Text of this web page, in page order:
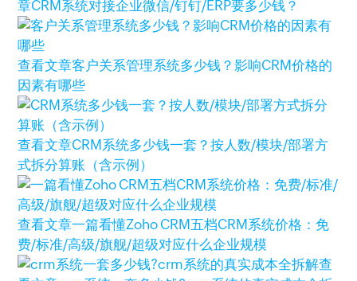
章CRM系统对接企业微信/钉钉/ERP要多少钱？
查看文章客户关系管理系统多少钱？影响CRM价格的
因素有哪些
查看文章CRM系统多少钱一套？按人数/模块/部署方
式拆分算账（含示例）
查看文章一篇看懂Zoho CRM五档CRM系统价格：免
费/标准/高级/旗舰/超级对应什么企业规模
查